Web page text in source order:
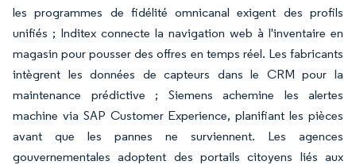
les programmes de fidélité omnicanal exigent des profils
unifiés ; Inditex connecte la navigation web à l'inventaire en
magasin pour pousser des offres en temps réel. Les fabricants
intègrent les données de capteurs dans le CRM pour la
maintenance prédictive ; Siemens achemine les alertes
machine via SAP Customer Experience, planifiant les pièces
avant que les pannes ne surviennent. Les agences
gouvernementales adoptent des portails citoyens liés aux